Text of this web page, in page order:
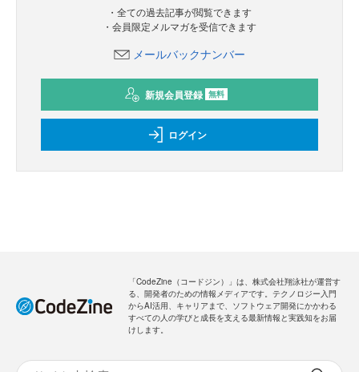
・全ての過去記事が閲覧できます
・会員限定メルマガを受信できます
メールバックナンバー
新規会員登録 無料
ログイン
「CodeZine（コードジン）」は、株式会社翔泳社が運営す
る、開発者のための情報メディアです。テクノロジー入門
からAI活用、キャリアまで、ソフトウェア開発にかかわる
すべての人の学びと成長を支える最新情報と実践知をお届
けします。